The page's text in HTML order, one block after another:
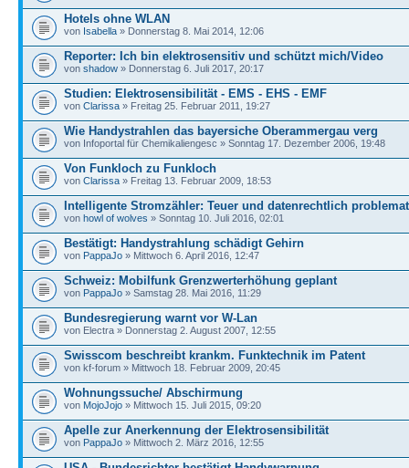
Hotels ohne WLAN
von Isabella » Donnerstag 8. Mai 2014, 12:06
Reporter: Ich bin elektrosensitiv und schützt mich/Video
von shadow » Donnerstag 6. Juli 2017, 20:17
Studien: Elektrosensibilität - EMS - EHS - EMF
von Clarissa » Freitag 25. Februar 2011, 19:27
Wie Handystrahlen das bayersiche Oberammergau verg
von Infoportal für Chemikaliengesc » Sonntag 17. Dezember 2006, 19:48
Von Funkloch zu Funkloch
von Clarissa » Freitag 13. Februar 2009, 18:53
Intelligente Stromzähler: Teuer und datenrechtlich problemat
von howl of wolves » Sonntag 10. Juli 2016, 02:01
Bestätigt: Handystrahlung schädigt Gehirn
von PappaJo » Mittwoch 6. April 2016, 12:47
Schweiz: Mobilfunk Grenzwerterhöhung geplant
von PappaJo » Samstag 28. Mai 2016, 11:29
Bundesregierung warnt vor W-Lan
von Electra » Donnerstag 2. August 2007, 12:55
Swisscom beschreibt krankm. Funktechnik im Patent
von kf-forum » Mittwoch 18. Februar 2009, 20:45
Wohnungssuche/ Abschirmung
von MojoJojo » Mittwoch 15. Juli 2015, 09:20
Apelle zur Anerkennung der Elektrosensibilität
von PappaJo » Mittwoch 2. März 2016, 12:55